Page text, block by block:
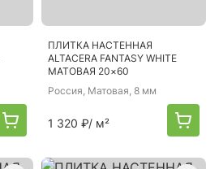
ПЛИТКА НАСТЕННАЯ
ALTACERA FANTASY WHITE
МАТОВАЯ 20×60
Россия, Матовая, 8 мм
1 320 ₽/ м²